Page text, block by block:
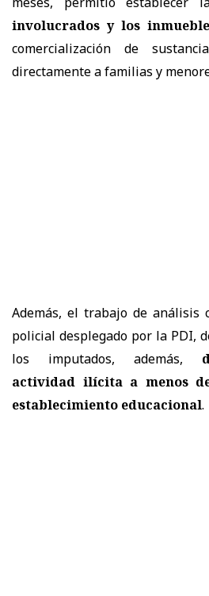
involucrados y los
comercialización de
directamente a familias y
Además, el trabajo de análisis
policial desplegado por la PDI,
los imputados, además,
actividad ilícita a menos
establecimiento educacional.